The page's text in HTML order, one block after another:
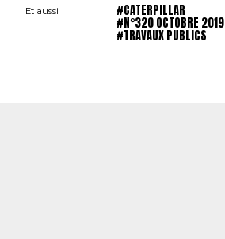
Et aussi #CATERPILLAR
#N°320 OCTOBRE 2019
#TRAVAUX PUBLICS